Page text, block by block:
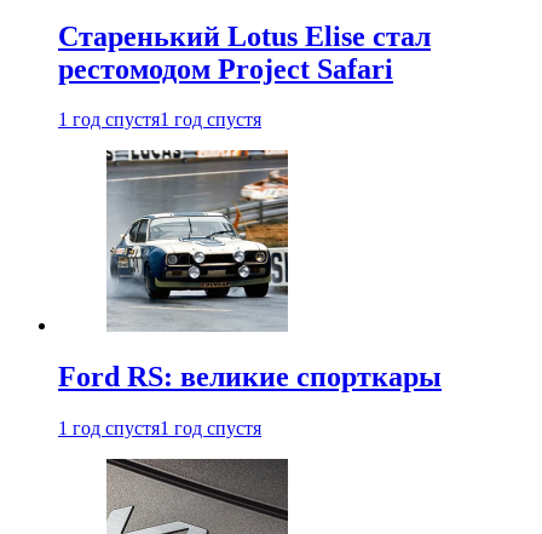
Старенький Lotus Elise стал
рестомодом Project Safari
1 год спустя1 год спустя
Ford RS: великие спорткары
1 год спустя1 год спустя